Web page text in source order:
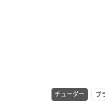
チューダー ブ